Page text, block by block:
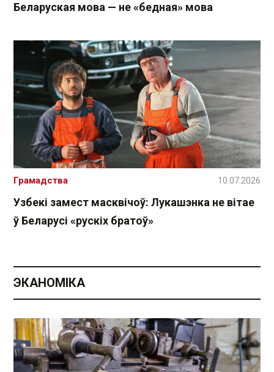
Беларуская мова — не «бедная» мова
Узбекі замест масквічоў: Лукашэнка не вітае
ў Беларусі «рускіх братоў»
Грамадства 10.07.2026
ЭКАНОМІКА